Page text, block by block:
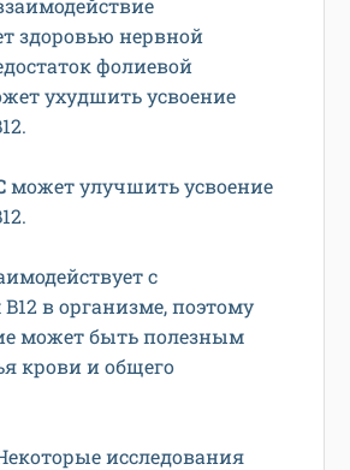
здоровью нервной
фолиевой
ухудшить усвоение
может улучшить усвоение
с
в организме, поэтому
может быть полезным
крови и общего
исследования